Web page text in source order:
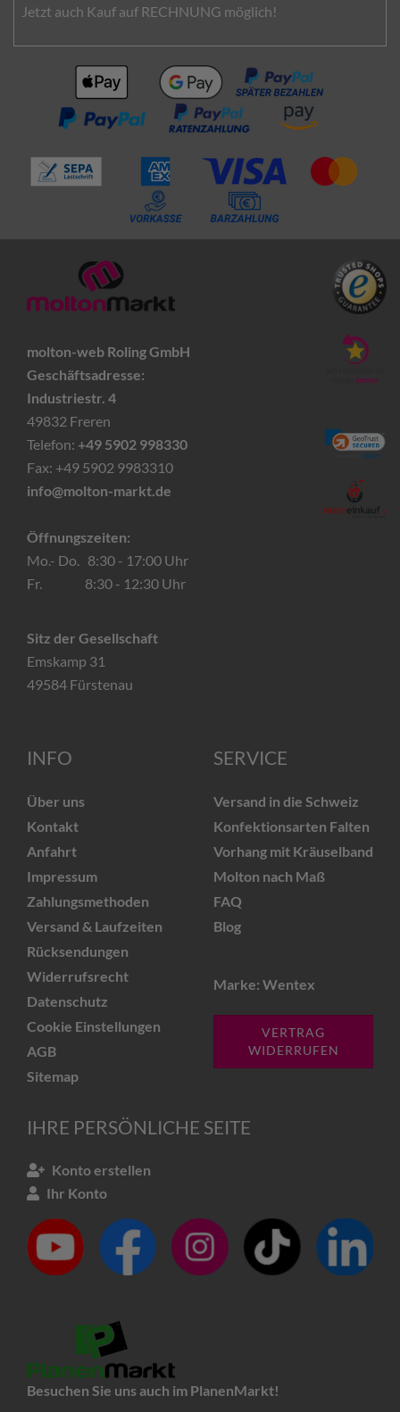
Jetzt auch Kauf auf RECHNUNG möglich!
molton-web Roling GmbH
Geschäftsadresse:
Industriestr. 4
49832 Freren
Telefon: +49 5902 998330
Fax: +49 5902 9983310
info@molton-markt.de
Öffnungszeiten:
Mo.- Do. 8:30 - 17:00 Uhr
Fr. 8:30 - 12:30 Uhr
Sitz der Gesellschaft
Emskamp 31
49584 Fürstenau
INFO
Über uns
Kontakt
Anfahrt
Impressum
Zahlungsmethoden
Versand & Laufzeiten
Rücksendungen
Widerrufsrecht
Datenschutz
Cookie Einstellungen
AGB
Sitemap
SERVICE
Versand in die Schweiz
Konfektionsarten Falten
Vorhang mit Kräuselband
Molton nach Maß
FAQ
Blog
Marke: Wentex
VERTRAG
WIDERRUFEN
IHRE PERSÖNLICHE SEITE
Konto erstellen
Ihr Konto
Besuchen Sie uns auch im PlanenMarkt!